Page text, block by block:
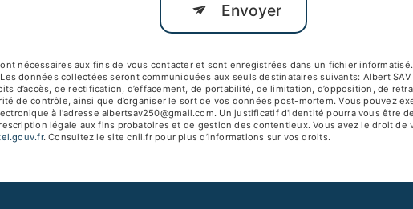
Envoyer
nécessaires aux fins de vous contacter et sont enregistrées dans un fichier
données collectées seront communiquées aux seuls destinataires suivants: Albert
d’accès, de rectification, d’effacement, de portabilité, de limitation, d’opposition, de
de contrôle, ainsi que d’organiser le sort de vos données post-mortem. Vous pouvez
à l'adresse albertsav250@gmail.com. Un justificatif d'identité pourra vous être
légale aux fins probatoires et de gestion des contentieux. Vous avez le droit
. Consultez le site cnil.fr pour plus d’informations sur vos droits.